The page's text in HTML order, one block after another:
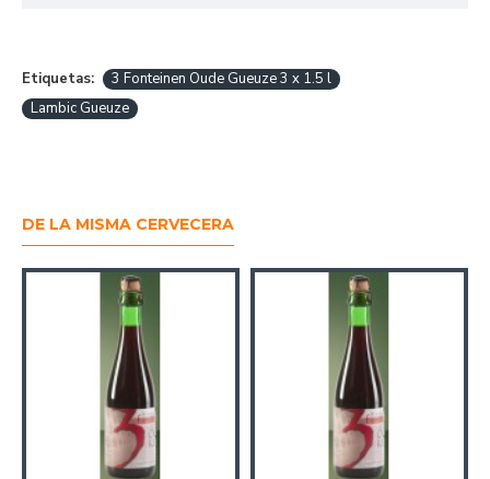
Etiquetas:
3 Fonteinen Oude Gueuze 3 x 1.5 l
Lambic Gueuze
DE LA MISMA CERVECERA